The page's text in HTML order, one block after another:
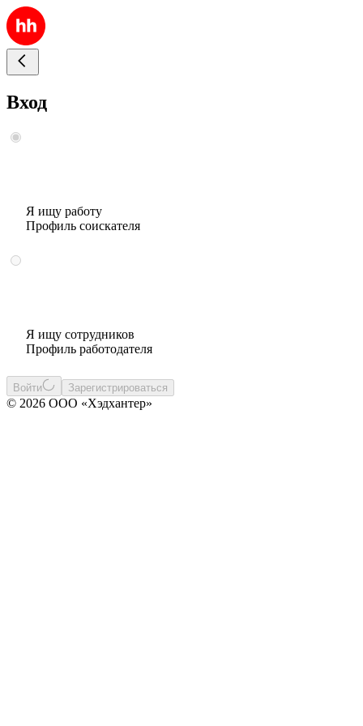
Вход
Я ищу работу
Профиль соискателя
Я ищу сотрудников
Профиль работодателя
Войти Зарегистрироваться
© 2026 ООО «Хэдхантер»